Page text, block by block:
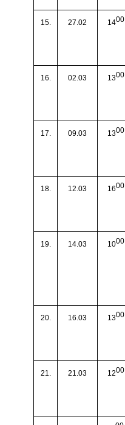
15. 27.02 1400
16. 02.03 1300
17. 09.03 1300
18. 12.03 1600
19. 14.03 1000
20. 16.03 1300
21. 21.03 1200